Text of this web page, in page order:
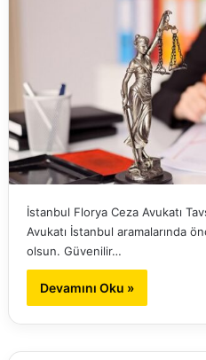
İstanbul Florya Ceza Avukatı
Avukatı İstanbul aramalarında
olsun. Güvenilir…
Devamını Oku »